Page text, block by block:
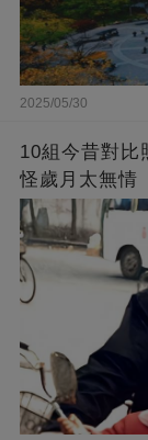
2025/05/30
10組今昔對比
怪歲月太無情